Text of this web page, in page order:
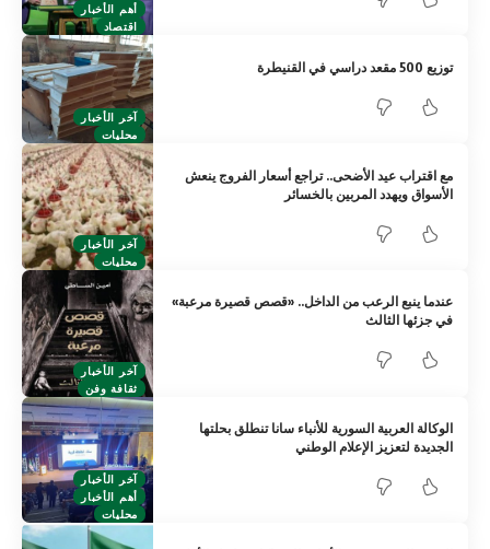
أهم الأخبار
اقتصاد
آخر الأخبار
محليات
توزيع 500 مقعد دراسي في القنيطرة
آخر الأخبار
محليات
مع اقتراب عيد الأضحى.. تراجع أسعار الفروج ينعش
الأسواق ويهدد المربين بالخسائر
آخر الأخبار
ثقافة وفن
عندما ينبع الرعب من الداخل.. «قصص قصيرة مرعبة»
في جزئها الثالث
آخر الأخبار
أهم الأخبار
محليات
الوكالة العربية السورية للأنباء سانا تنطلق بحلتها
الجديدة لتعزيز الإعلام الوطني